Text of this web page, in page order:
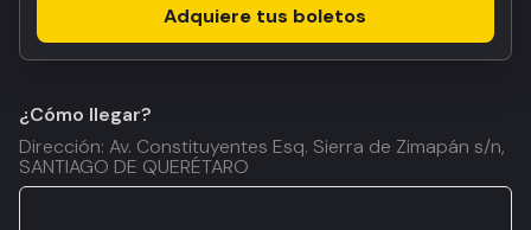
Adquiere tus boletos
¿Cómo llegar?
Dirección: Av. Constituyentes Esq. Sierra de Zimapán s/n,
SANTIAGO DE QUERÉTARO